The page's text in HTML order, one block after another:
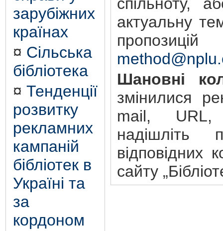
зарубіжних
країнах
¤ Сільська
бібліотека
¤ Тенденції
розвитку
рекламних
кампаній
бібліотек в
Україні та
за
кордоном
актуальну
Шановні
змінилися
mail,
надішліть
відповідних
сайту